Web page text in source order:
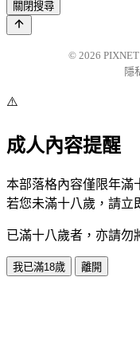
關閉搜尋
© 2026 PIXNET
隱
⚠️
成人內容提醒
本部落格內容僅限年滿
若您未滿十八歲，請立
已滿十八歲者，亦請勿
我已滿18歲 離開